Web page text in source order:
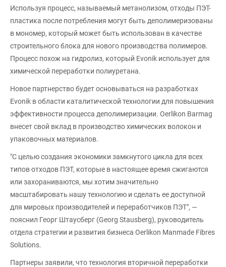
Используя процесс, называемый метанолизом, отходы ПЭТ-
пластика после потребления могут быть деполимеризованы
в мономер, который может быть использован в качестве
строительного блока для нового производства полимеров.
Процесс похож на гидролиз, который Evonik использует для
химической переработки полиуретана.
Новое партнерство будет основываться на разработках
Evonik в области каталитической технологии для повышения
эффективности процесса деполимеризации. Oerlikon Barmag
внесет свой вклад в производство химических волокон и
упаковочных материалов.
"С целью создания экономики замкнутого цикла для всех
типов отходов ПЭТ, которые в настоящее время сжигаются
или захораниваются, мы хотим значительно
масштабировать нашу технологию и сделать ее доступной
для мировых производителей и переработчиков ПЭТ", —
пояснил Георг Штаусберг (Georg Stausberg), руководитель
отдела стратегии и развития бизнеса Oerlikon Manmade Fibres
Solutions.
Партнеры заявили, что технология вторичной переработки